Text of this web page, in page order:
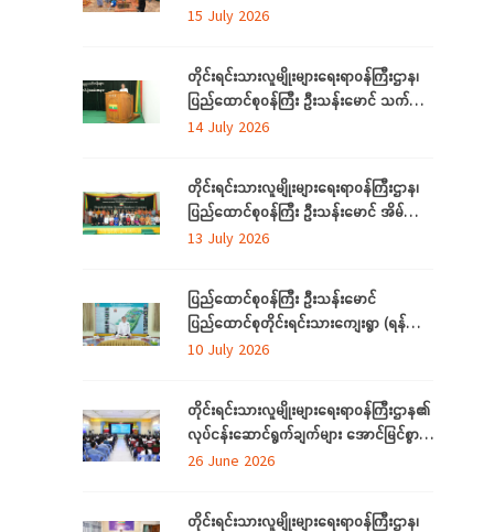
ရာသီသစ်ပင်စိုက်ပျိုးပွဲ အခမ်းအနားတက်
15 July 2026
တိုင်းရင်းသားလူမျိုးများရေးရာဝန်ကြီးဌာန၊
ပြည်ထောင်စုဝန်ကြီး ဦးသန်းမောင် သက်မွေး
ပညာသင်တန်းများ သင်တန်းဆင်းပွဲ
14 July 2026
တိုင်းရင်းသားလူမျိုးများရေးရာဝန်ကြီးဌာန၊
ပြည်ထောင်စုဝန်ကြီး ဦးသန်းမောင် အိမ်သုံး
ဆိုလာများ လွှဲပြောင်းထောက်ပံ့ပေးခြင်း
13 July 2026
ပြည်ထောင်စုဝန်ကြီး ဦးသန်းမောင်
ပြည်ထောင်စုတိုင်းရင်းသားကျေးရွာ (ရန်ကုန်)
အဆင့်မြှင့်တင်လုပ်ငန်းဆောင်ရွက်မှုများအား
10 July 2026
တိုင်းရင်းသားလူမျိုးများရေးရာဝန်ကြီးဌာန၏
လုပ်ငန်းဆောင်ရွက်ချက်များ အောင်မြင်စွာ
အကောင်အထည်ဖော်နိုင်ရေးအတွက်
26 June 2026
တိုင်းရင်းသားလူမျိုးများရေးရာဝန်ကြီးဌာန၊